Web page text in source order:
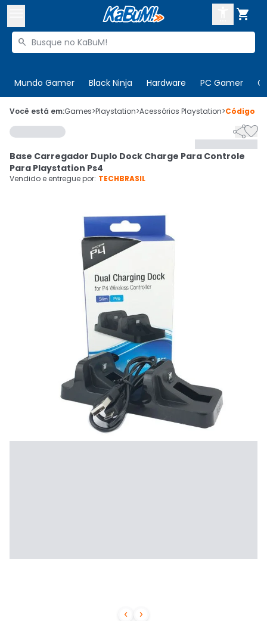

Buscar produtos

Mundo Gamer Black Ninja Hardware PC Gamer
 Olá. Acesse sua conta
 Departamentos
Cupons
Ativar tradutor em libras
CADASTRE-SE
Você está em:Games>Playstation>Acessórios Playstation>Código
 

Base Carregador Duplo Dock Charge Para Controle
Para Playstation Ps4
Vendido e entregue por: TECHBRASIL